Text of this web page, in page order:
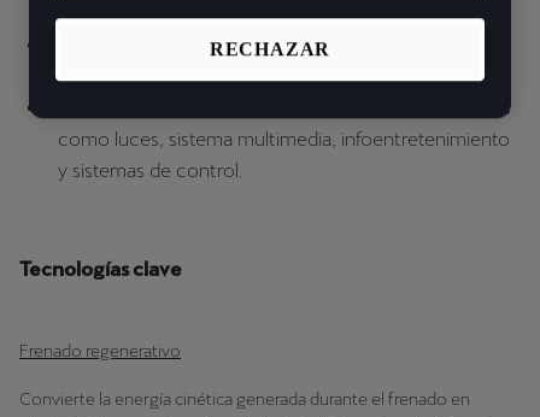
motor y eficiencia general.
Sistema térmico: Mantiene la temperatura óptima de
la batería y los componentes, alargando su vida útil.
Batería auxiliar de 12 V: Alimenta funciones esenciales
como luces, sistema multimedia, infoentretenimiento
y sistemas de control.
Tecnologías clave
Frenado regenerativo
Convierte la energía cinética generada durante el frenado en
RECHAZAR